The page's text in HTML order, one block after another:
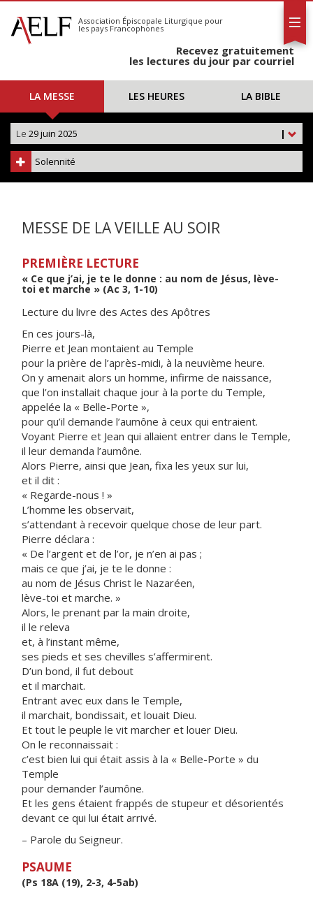
S'abonner
Calendrier
Association Épiscopale Liturgique pour
les pays Francophones
Recevez gratuitement
les lectures du jour par courriel
LA MESSE LES HEURES LA BIBLE
|
Le 29 juin 2025
Solennité
MESSE DE LA VEILLE AU SOIR
PREMIÈRE LECTURE
« Ce que j’ai, je te le donne : au nom de Jésus, lève-
toi et marche » (Ac 3, 1-10)
Lecture du livre des Actes des Apôtres
En ces jours-là,
Pierre et Jean montaient au Temple
pour la prière de l’après-midi, à la neuvième heure.
On y amenait alors un homme, infirme de naissance,
que l’on installait chaque jour à la porte du Temple,
appelée la « Belle-Porte »,
pour qu’il demande l’aumône à ceux qui entraient.
Voyant Pierre et Jean qui allaient entrer dans le Temple,
il leur demanda l’aumône.
Alors Pierre, ainsi que Jean, fixa les yeux sur lui,
et il dit :
« Regarde-nous ! »
L’homme les observait,
s’attendant à recevoir quelque chose de leur part.
Pierre déclara :
« De l’argent et de l’or, je n’en ai pas ;
mais ce que j’ai, je te le donne :
au nom de Jésus Christ le Nazaréen,
lève-toi et marche. »
Alors, le prenant par la main droite,
il le releva
et, à l’instant même,
ses pieds et ses chevilles s’affermirent.
D’un bond, il fut debout
et il marchait.
Entrant avec eux dans le Temple,
il marchait, bondissait, et louait Dieu.
Et tout le peuple le vit marcher et louer Dieu.
On le reconnaissait :
c’est bien lui qui était assis à la « Belle-Porte » du
Temple
pour demander l’aumône.
Et les gens étaient frappés de stupeur et désorientés
devant ce qui lui était arrivé.
– Parole du Seigneur.
PSAUME
(Ps 18A (19), 2-3, 4-5ab)